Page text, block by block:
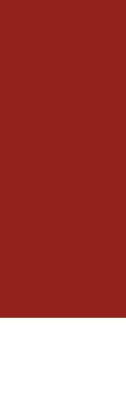
auch schon auf
beim Blättern